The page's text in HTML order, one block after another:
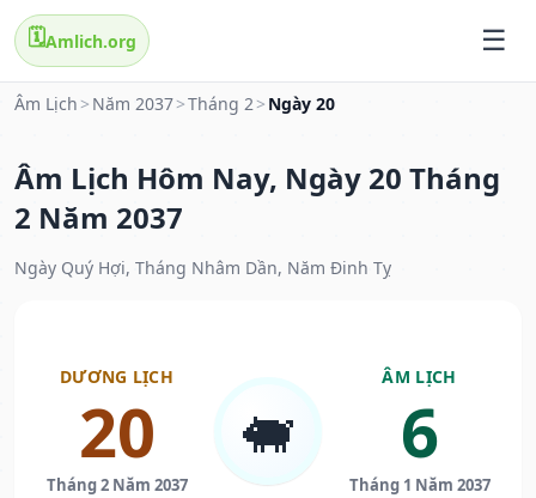
🗓️Amlich.org
Âm Lịch > Năm 2037>Tháng 2> Ngày 20
Âm Lịch Hôm Nay, Ngày 20 Tháng
2 Năm 2037
Ngày Quý Hợi, Tháng Nhâm Dần, Năm Đinh Tỵ
DƯƠNG LỊCH
20
Tháng 2 Năm 2037
🐖
ÂM LỊCH
6
Tháng 1 Năm 2037